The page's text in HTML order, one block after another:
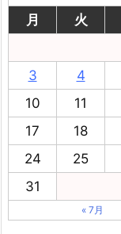
月
火
3
4
10
11
17
18
24
25
31
« 7月